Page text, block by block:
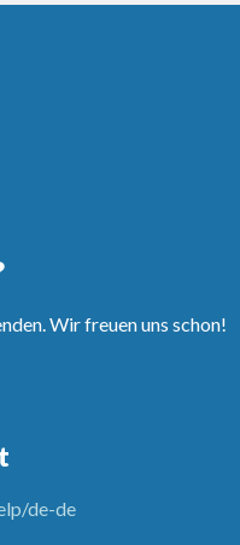
Wir freuen uns schon!
de-de